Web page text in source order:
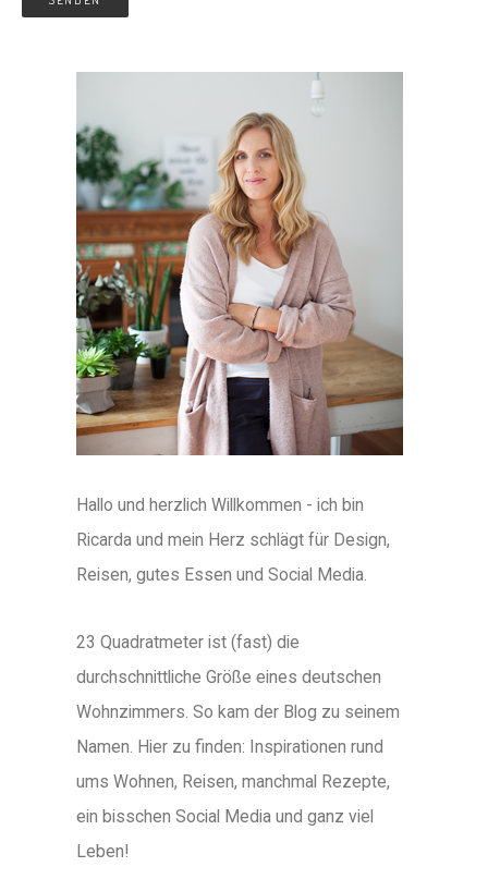
Hallo und herzlich Willkommen - ich bin
Ricarda und mein Herz schlägt für Design,
Reisen, gutes Essen und Social Media.
23 Quadratmeter ist (fast) die
durchschnittliche Größe eines deutschen
Wohnzimmers. So kam der Blog zu seinem
Namen. Hier zu finden: Inspirationen rund
ums Wohnen, Reisen, manchmal Rezepte,
ein bisschen Social Media und ganz viel
Leben!